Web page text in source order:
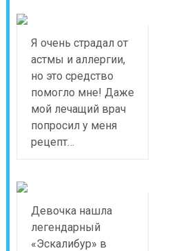
Я очень страдал от
астмы и аллергии,
но это средство
помогло мне! Даже
мой лечащий врач
попросил у меня
рецепт…
Девочка нашла
легендарный
«Эскалибур» в